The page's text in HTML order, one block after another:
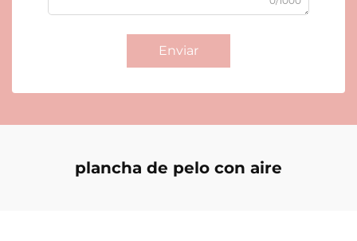
Enviar
plancha de pelo con aire